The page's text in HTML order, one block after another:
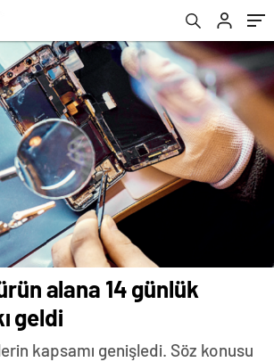
alana 14 günlük
geldi
kapsamı genişledi. Söz konusu